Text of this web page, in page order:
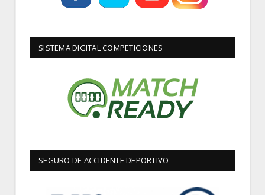
SISTEMA DIGITAL COMPETICIONES
SEGURO DE ACCIDENTE DEPORTIVO